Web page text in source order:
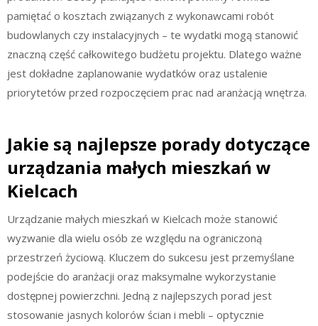
pamiętać o kosztach związanych z wykonawcami robót
budowlanych czy instalacyjnych – te wydatki mogą stanowić
znaczną część całkowitego budżetu projektu. Dlatego ważne
jest dokładne zaplanowanie wydatków oraz ustalenie
priorytetów przed rozpoczęciem prac nad aranżacją wnętrza.
Jakie są najlepsze porady dotyczące
urządzania małych mieszkań w
Kielcach
Urządzanie małych mieszkań w Kielcach może stanowić
wyzwanie dla wielu osób ze względu na ograniczoną
przestrzeń życiową. Kluczem do sukcesu jest przemyślane
podejście do aranżacji oraz maksymalne wykorzystanie
dostępnej powierzchni. Jedną z najlepszych porad jest
stosowanie jasnych kolorów ścian i mebli – optycznie